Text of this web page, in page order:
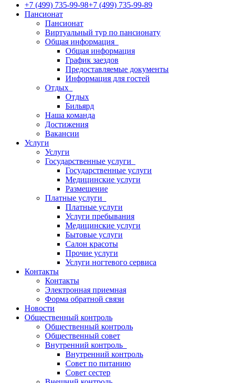
+7 (499) 735-99-98+7 (499) 735-99-89
Пансионат
Пансионат
Виртуальный тур по пансионату
Общая информация
Общая информация
График заездов
Предоставляемые документы
Информация для гостей
Отдых
Отдых
Бильярд
Наша команда
Достижения
Вакансии
Услуги
Услуги
Государственные услуги
Государственные услуги
Медицинские услуги
Размещение
Платные услуги
Платные услуги
Услуги пребывания
Медицинские услуги
Бытовые услуги
Салон красоты
Прочие услуги
Услуги ногтевого сервиса
Контакты
Контакты
Электронная приемная
Форма обратной связи
Новости
Общественный контроль
Общественный контроль
Общественный совет
Внутренний контроль
Внутренний контроль
Совет по питанию
Совет сестер